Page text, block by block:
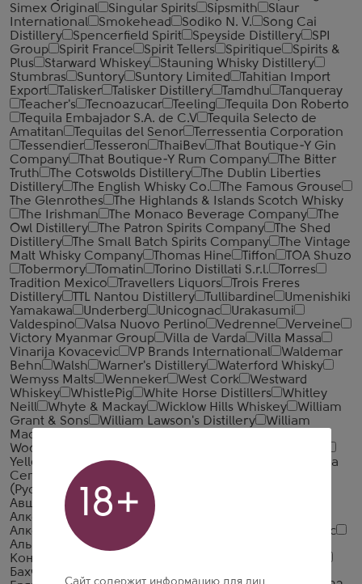
Simex Original
Singular Spirits Sipsmith
Slaur
International
Smokehead Sodiko N. V.
Song Cai
Distillery
Spencerfield Spirit Speyside Distillery
SPI
Group
Spirit France Spirit Tellers Spiritique
Spirits &
Plus
Starward Whiskey
Stauning Whisky Distillery
Stumbras
Suntory Suntory Limited
Tahitian Import
Export
Talisker Talisker Distillery Tamdhu
Tanqueray
Teacher's
Tecnoazucar Teeling
Tequila Don Roberto
Tequila Embajador S.A. de C.V
Tequila Selecto de
Amatitan
Tequilas del Senor
Terressentia Corporation
Tessendier
Tesseron ThaiBev
That Boutique-Y Gin
Company
That Boutique-Y Rum Company
The Bitter
Truth
The Cotswolds Distillery
The Dublin Liberties
Distillery
The English Whisky Co.
The Famous Grouse
The Glenrothes
The Highlands & Islands Scotch Whisky
The Irishman
The Monaco Beverage Company
The
Owl Distillery
The Patron Spirits Company
The Shed
Distillery
The Small Batch Spirits Company
The Vintage
Malt Whisky Company
Thomas Hine Tiffon
TOA Shuzo
Tobermory
Tomatin Torino Distillati S.r.l.
Torres
Tradition Mexico
Travellers Liquors
Trois Freres
Distillery
TTL Nantou Distillery Tullibardine
Umenishiki
Yamakawa
Underberg Unicognac
Urakasumi
Valdespino
Valsa Nuovo Perlino Vedrenne
Verveine
Victory Myanmar Group
Villa de Varda
Villa Massa
Vinarija Kovacevic
VP Brands International
Waldemar
Behn
Walsh Warner's Distillery
Waterford Whisky
Wemyss Malts
Wenneker West Cork
Westward
Whiskey
WhistlePig White Horse Distillers
Whitley
Neill
Whyte & Mackay Wicklow Hills Whiskey
William
Grant & Sons
William Lawson's Distillery
William
Macfarlane & Co.
Woodford Reserve Distillery
Yellow Rose Distilling
Zacapa
Centenario
Zanin 1895
(Русский Шампанский Дом)
Авшарский винный завод
Алкогольная Промышленная Компания (АПК)
Алкогольная Сибирская Группа
Альфа Люкс
Альянс-1892
АПФ Фанагория
Коньячный Завод
Бахчисарай ВКЗ
18+
Сайт содержит информацию для лиц